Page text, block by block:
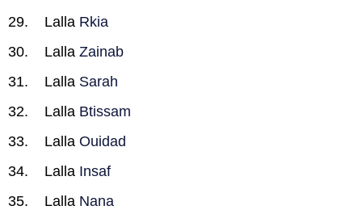
Lalla Rkia
Lalla Zainab
Lalla Sarah
Lalla Btissam
Lalla Ouidad
Lalla Insaf
Lalla Nana